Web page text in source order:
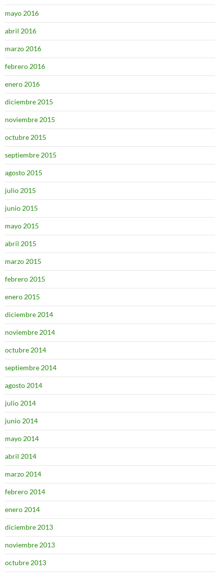
mayo 2016
abril 2016
marzo 2016
febrero 2016
enero 2016
diciembre 2015
noviembre 2015
octubre 2015
septiembre 2015
agosto 2015
julio 2015
junio 2015
mayo 2015
abril 2015
marzo 2015
febrero 2015
enero 2015
diciembre 2014
noviembre 2014
octubre 2014
septiembre 2014
agosto 2014
julio 2014
junio 2014
mayo 2014
abril 2014
marzo 2014
febrero 2014
enero 2014
diciembre 2013
noviembre 2013
octubre 2013